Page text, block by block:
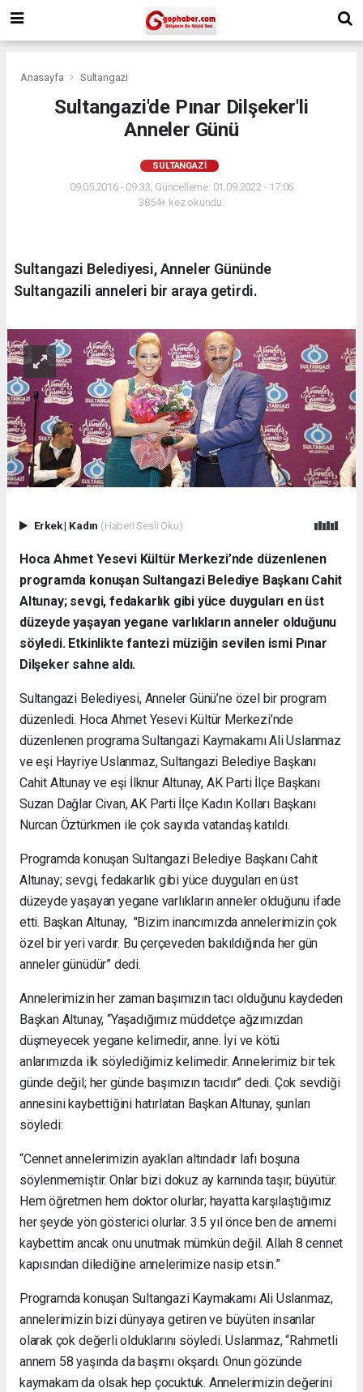
Anasayfa Sultangazi
Sultangazi'de Pınar Dilşeker'li
Anneler Günü
SULTANGAZI
09.05.2016 - 09:33, Güncelleme: 01.09.2022 - 17:06
3854+ kez okundu.
Sultangazi Belediyesi, Anneler Gününde
Sultangazili anneleri bir araya getirdi.
Erkek| Kadın (Haberi Sesli Oku)
Hoca Ahmet Yesevi Kültür Merkezi’nde düzenlenen
programda konuşan Sultangazi Belediye Başkanı Cahit
Altunay; sevgi, fedakarlık gibi yüce duyguları en üst
düzeyde yaşayan yegane varlıkların anneler olduğunu
söyledi. Etkinlikte fantezi müziğin sevilen ismi Pınar
Dilşeker sahne aldı.
Sultangazi Belediyesi, Anneler Günü’ne özel bir program
düzenledi. Hoca Ahmet Yesevi Kültür Merkezi’nde
düzenlenen programa Sultangazi Kaymakamı Ali Uslanmaz
ve eşi Hayriye Uslanmaz, Sultangazi Belediye Başkanı
Cahit Altunay ve eşi İlknur Altunay, AK Parti İlçe Başkanı
Suzan Dağlar Civan, AK Parti İlçe Kadın Kolları Başkanı
Nurcan Öztürkmen ile çok sayıda vatandaş katıldı.
Programda konuşan Sultangazi Belediye Başkanı Cahit
Altunay; sevgi, fedakarlık gibi yüce duyguları en üst
düzeyde yaşayan yegane varlıkların anneler olduğunu ifade
etti. Başkan Altunay, "Bizim inancımızda annelerimizin çok
özel bir yeri vardır. Bu çerçeveden bakıldığında her gün
anneler günüdür” dedi.
Annelerimizin her zaman başımızın tacı olduğunu kaydeden
Başkan Altunay, “Yaşadığımız müddetçe ağzımızdan
düşmeyecek yegane kelimedir, anne. İyi ve kötü
anlarımızda ilk söylediğimiz kelimedir. Annelerimiz bir tek
günde değil; her günde başımızın tacıdır” dedi. Çok sevdiği
annesini kaybettiğini hatırlatan Başkan Altunay, şunları
söyledi:
“Cennet annelerimizin ayakları altındadır lafı boşuna
söylenmemiştir. Onlar bizi dokuz ay karnında taşır; büyütür.
Hem öğretmen hem doktor olurlar; hayatta karşılaştığımız
her şeyde yön gösterici olurlar. 3.5 yıl önce ben de annemi
kaybettim ancak onu unutmak mümkün değil. Allah 8 cennet
kapısından dilediğine annelerimize nasip etsin.”
Programda konuşan Sultangazi Kaymakamı Ali Uslanmaz,
annelerimizin bizi dünyaya getiren ve büyüten insanlar
olarak çok değerli olduklarını söyledi. Uslanmaz, “Rahmetli
annem 58 yaşında da başımı okşardı. Onun gözünde
kaymakam da olsak hep çocuktuk. Annelerimizin değerini